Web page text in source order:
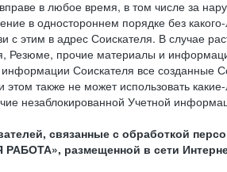
в любое время, в том числе за
в одностороннем порядке без
с этим в адрес Соискателя. В случае
Резюме, прочие материалы и
Соискателя все созданные
этом также не может использовать
незаблокированной Учетной
связанные с обработкой
размещенной в сети